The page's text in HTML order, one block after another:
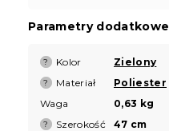
Parametry dodatkowe
? Kolor Zielony
? Materiał
Poliester
Waga
0,63 kg
? Szerokość
47 cm